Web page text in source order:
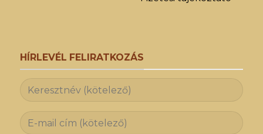
HÍRLEVÉL FELIRATKOZÁS